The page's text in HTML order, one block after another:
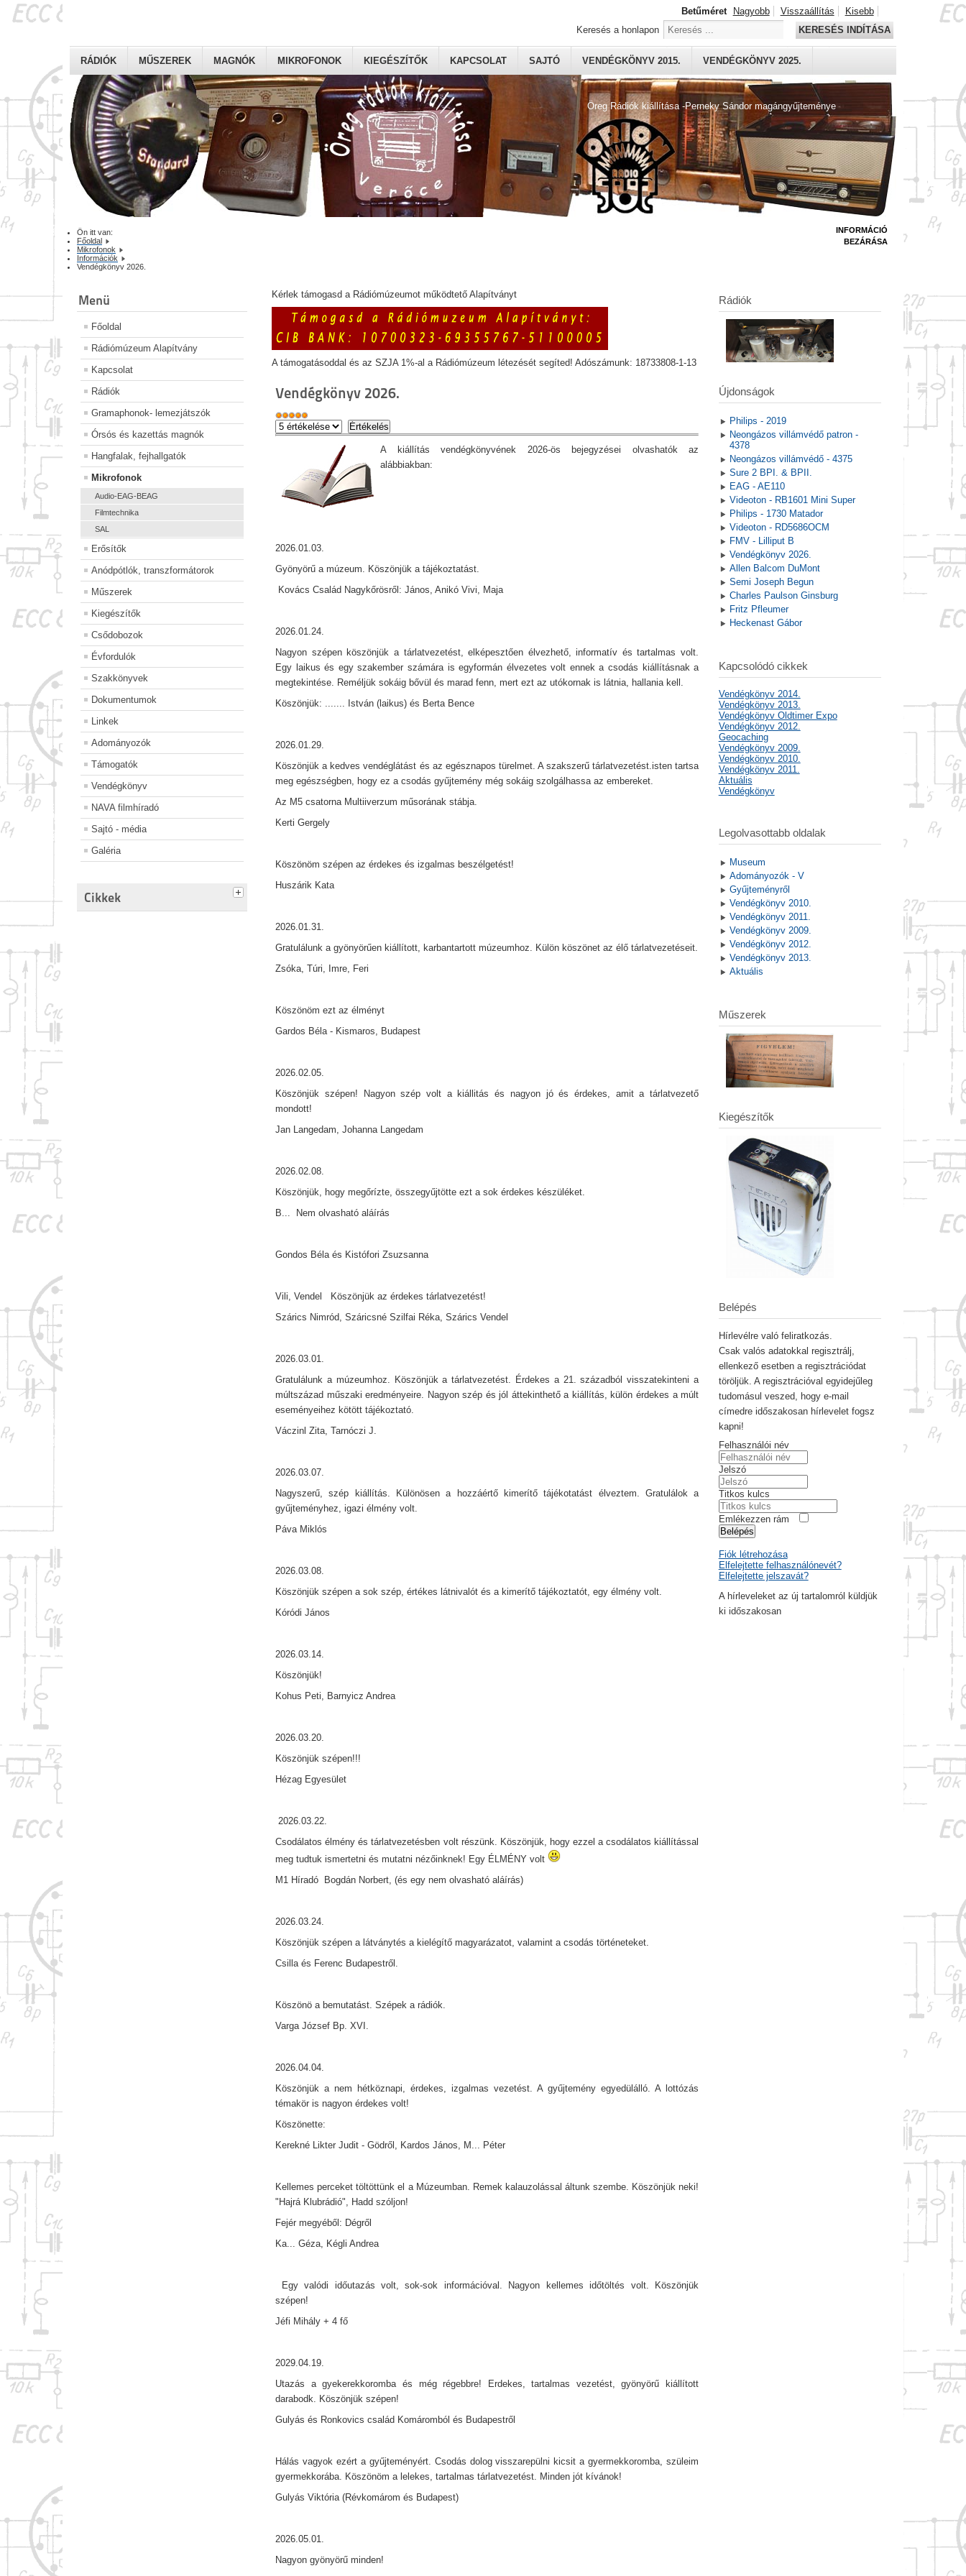
Öreg Rádiók kiállítása -Perneky Sándor magángyűjteménye
RÁDIÓK MŰSZEREK MAGNÓK MIKROFONOK KIEGÉSZÍTŐK KAPCSOLAT SAJTÓ VENDÉGKÖNYV 2015. VENDÉGKÖNYV 2025.
Betűméret Nagyobb Visszaállítás
Kisebb
Keresés a honlapon
KERESÉS INDÍTÁSA
Ön itt van:
Főoldal
Mikrofonok
Információk
Vendégkönyv 2026.
Menü
Főoldal
Rádiómúzeum Alapítvány
Kapcsolat
Rádiók
Gramaphonok- lemezjátszók
Órsós és kazettás magnók
Hangfalak, fejhallgatók
Mikrofonok
Audio-EAG-BEAG
Filmtechnika
SAL
Erősítők
Anódpótlók, transzformátorok
Műszerek
Kiegészítők
Csődobozok
Évfordulók
Szakkönyvek
Dokumentumok
Linkek
Adományozók
Támogatók
Vendégkönyv
NAVA filmhíradó
Sajtó - média
Galéria
Cikkek
Kérlek támogasd a Rádiómúzeumot működtető Alapítványt
A támogatásoddal és az SZJA 1%-al a Rádiómúzeum létezését segíted! Adószámunk: 18733808-1-13
Vendégkönyv 2026.
A kiállítás vendégkönyvének 2026-ös bejegyzései olvashatók az
alábbiakban:
2026.01.03.
Gyönyörű a múzeum. Köszönjük a tájékoztatást.
Kovács Család Nagykőrösről: János, Anikó Vivi, Maja
2026.01.24.
Nagyon szépen köszönjük a tárlatvezetést, elképesztően élvezhető, informatív és tartalmas volt.
Egy laikus és egy szakember számára is egyformán élvezetes volt ennek a csodás kiállításnak a
megtekintése. Reméljük sokáig bővül és marad fenn, mert ezt az utókornak is látnia, hallania kell.
Köszönjük: ....... István (laikus) és Berta Bence
2026.01.29.
Köszönjük a kedves vendéglátást és az egésznapos türelmet. A szakszerű tárlatvezetést.isten tartsa
meg egészségben, hogy ez a csodás gyűjtemény még sokáig szolgálhassa az embereket.
Az M5 csatorna Multiiverzum műsorának stábja.
Kerti Gergely
Köszönöm szépen az érdekes és izgalmas beszélgetést!
Huszárik Kata
2026.01.31.
Gratulálunk a gyönyörűen kiállított, karbantartott múzeumhoz. Külön köszönet az élő tárlatvezetéseit.
Zsóka, Túri, Imre, Feri
Köszönöm ezt az élményt
Gardos Béla - Kismaros, Budapest
2026.02.05.
Köszönjük szépen! Nagyon szép volt a kiállitás és nagyon jó és érdekes, amit a tárlatvezető
mondott!
Jan Langedam, Johanna Langedam
2026.02.08.
Köszönjük, hogy megőrízte, összegyűjtötte ezt a sok érdekes készüléket.
B... Nem olvasható aláírás
Gondos Béla és Kistófori Zsuzsanna
Vili, Vendel Köszönjük az érdekes tárlatvezetést!
Szárics Nimród, Száricsné Szilfai Réka, Szárics Vendel
2026.03.01.
Gratulálunk a múzeumhoz. Köszönjük a tárlatvezetést. Érdekes a 21. századból visszatekinteni a
múltszázad műszaki eredményeire. Nagyon szép és jól áttekinthető a kiállítás, külön érdekes a múlt
eseményeihez kötött tájékoztató.
Váczinl Zita, Tarnóczi J.
2026.03.07.
Nagyszerű, szép kiállítás. Különösen a hozzáértő kimerítő tájékotatást élveztem. Gratulálok a
gyűjteményhez, igazi élmény volt.
Páva Miklós
2026.03.08.
Köszönjük szépen a sok szép, értékes látnivalót és a kimerítő tájékoztatót, egy élmény volt.
Kóródi János
2026.03.14.
Köszönjük!
Kohus Peti, Barnyicz Andrea
2026.03.20.
Köszönjük szépen!!!
Hézag Egyesület
2026.03.22.
Csodálatos élmény és tárlatvezetésben volt részünk. Köszönjük, hogy ezzel a csodálatos kiállítással
meg tudtuk ismertetni és mutatni nézőinknek! Egy ÉLMÉNY volt
M1 Híradó Bogdán Norbert, (és egy nem olvasható aláírás)
2026.03.24.
Köszönjük szépen a látványtés a kielégítő magyarázatot, valamint a csodás történeteket.
Csilla és Ferenc Budapestről.
Köszönö a bemutatást. Szépek a rádiók.
Varga József Bp. XVI.
2026.04.04.
Köszönjük a nem hétköznapi, érdekes, izgalmas vezetést. A gyűjtemény egyedülálló. A lottózás
témakör is nagyon érdekes volt!
Köszönette:
Kerekné Likter Judit - Gödről, Kardos János, M... Péter
Kellemes perceket töltöttünk el a Múzeumban. Remek kalauzolással áltunk szembe. Köszönjük neki!
"Hajrá Klubrádió", Hadd szóljon!
Fejér megyéből: Dégről
Ka... Géza, Kégli Andrea
Egy valódi időutazás volt, sok-sok információval. Nagyon kellemes időtöltés volt. Köszönjük
szépen!
Jéfi Mihály + 4 fő
2029.04.19.
Utazás a gyekerekkoromba és még régebbre! Erdekes, tartalmas vezetést, gyönyörű kiállított
darabodk. Köszönjük szépen!
Gulyás és Ronkovics család Komáromból és Budapestről
Hálás vagyok ezért a gyűjteményért. Csodás dolog visszarepülni kicsit a gyermekkoromba, szüleim
gyermekkorába. Köszönöm a lelekes, tartalmas tárlatvezetést. Minden jót kívánok!
Gulyás Viktória (Révkomárom és Budapest)
2026.05.01.
Nagyon gyönyörű minden!
INFORMÁCIÓ
BEZÁRÁSA
Rádiók
Újdonságok
Philips - 2019
Neongázos villámvédő patron -
4378
Neongázos villámvédő - 4375
Sure 2 BPI. & BPII.
EAG - AE110
Videoton - RB1601 Mini Super
Philips - 1730 Matador
Videoton - RD5686OCM
FMV - Lilliput B
Vendégkönyv 2026.
Allen Balcom DuMont
Semi Joseph Begun
Charles Paulson Ginsburg
Fritz Pfleumer
Heckenast Gábor
Kapcsolódó cikkek
Vendégkönyv 2014.
Vendégkönyv 2013.
Vendégkönyv Oldtimer Expo
Vendégkönyv 2012.
Geocaching
Vendégkönyv 2009.
Vendégkönyv 2010.
Vendégkönyv 2011.
Aktuális
Vendégkönyv
Legolvasottabb oldalak
Museum
Adományozók - V
Gyűjteményről
Vendégkönyv 2010.
Vendégkönyv 2011.
Vendégkönyv 2009.
Vendégkönyv 2012.
Vendégkönyv 2013.
Aktuális
Műszerek
Kiegészítők
Belépés
Hírlevélre való feliratkozás.
Csak valós adatokkal regisztrálj,
ellenkező esetben a regisztrációdat
töröljük. A regisztrációval egyidejűleg
tudomásul veszed, hogy e-mail
címedre időszakosan hírlevelet fogsz
kapni!
Felhasználói név
Jelszó
Titkos kulcs
Emlékezzen rám
Belépés
Fiók létrehozása
Elfelejtette felhasználónevét?
Elfelejtette jelszavát?
A hírleveleket az új tartalomról küldjük
ki időszakosan